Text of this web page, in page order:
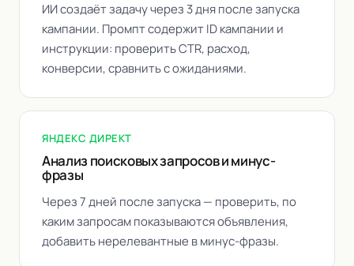
ИИ создаёт задачу через 3 дня после запуска
кампании. Промпт содержит ID кампании и
инструкции: проверить CTR, расход,
конверсии, сравнить с ожиданиями.
ЯНДЕКС ДИРЕКТ
Анализ поисковых запросов и минус-
фразы
Через 7 дней после запуска — проверить, по
каким запросам показываются объявления,
добавить нерелевантные в минус-фразы.